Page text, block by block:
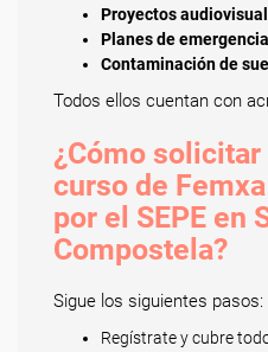
Proyectos
Planes de
Contaminación de
Todos ellos cuentan con
¿Cómo solicitar
curso de
por el SEPE en
Compostela?
Sigue los siguientes pasos:
Regístrate y cubre